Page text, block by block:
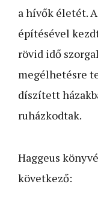
a hívők életét.
építésével
rövid idő
megélhetésre
díszített
ruházkodtak.
Haggeus
következő: